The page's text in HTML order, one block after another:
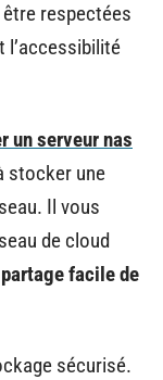
respectées
l’accessibilité
un serveur nas
stocker une
Il vous
de cloud
partage facile de
sécurisé.